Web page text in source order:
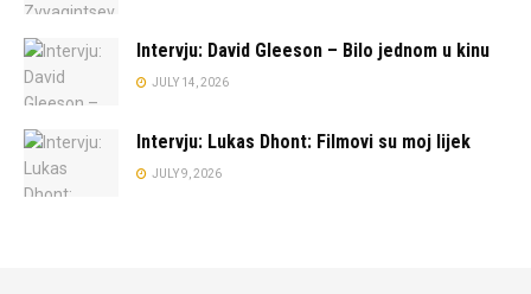
Intervju: David Gleeson – Bilo jednom u kinu
JULY 14, 2026
Intervju: Lukas Dhont: Filmovi su moj lijek
JULY 9, 2026